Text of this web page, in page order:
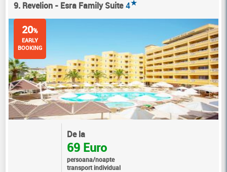
9. Revelion - Esra Family Suite 4★
20%
EARLY
BOOKING
De la
69 Euro
persoana/noapte
transport individual